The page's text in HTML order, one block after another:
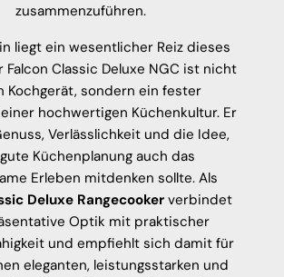
zusammenzuführen.
liegt ein wesentlicher Reiz dieses
Falcon Classic Deluxe NGC ist nicht
Kochgerät, sondern ein fester
hochwertigen Küchenkultur. Er
Verlässlichkeit und die Idee,
Küchenplanung auch das
Erleben mitdenken sollte. Als
Deluxe Rangecookerverbindet
Optik mit praktischer
und empfiehlt sich damit für
eleganten, leistungsstarken und